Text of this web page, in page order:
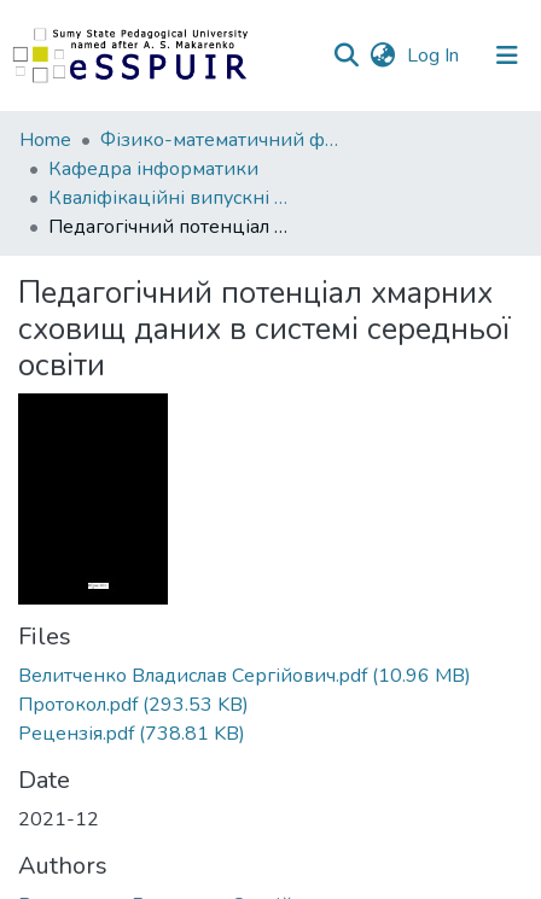
Log In (current)
Communities
&
Collections
All of DSpace
Statistics
Home
Фізико-математичний факультет
Кафедра інформатики
Кваліфікаційні випускні роботи здобувачів вищої освіти
Педагогічний потенціал хмарних сховищ даних в системі середньої освіти
Педагогічний потенціал хмарних
сховищ даних в системі середньої
освіти
Files
Велитченко Владислав Сергійович.pdf(10.96 MB)
Протокол.pdf(293.53 KB)
Рецензія.pdf(738.81 KB)
Date
2021-12
Authors